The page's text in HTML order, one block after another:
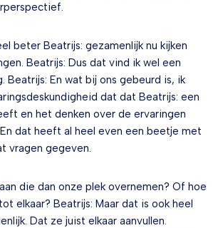
beter Beatrijs: gezamenlijk nu kijken
Beatrijs: Dus dat vind ik wel een
Beatrijs: En wat bij ons gebeurd is, ik
dat dat Beatrijs: een
en het denken over de ervaringen
dat heeft al heel even een beetje met
vragen gegeven.
die dan onze plek overnemen? Of hoe
elkaar? Beatrijs: Maar dat is ook heel
Dat ze juist elkaar aanvullen.